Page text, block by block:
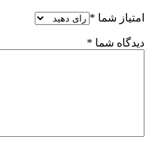
امتیاز شما *
دیدگاه شما *